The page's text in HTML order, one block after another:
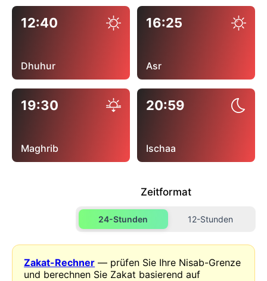
12:40
Dhuhur
16:25
Asr
19:30
Maghrib
20:59
Ischaa
Zeitformat
24-Stunden 12-Stunden
Zakat-Rechner — prüfen Sie Ihre Nisab-Grenze
und berechnen Sie Zakat basierend auf